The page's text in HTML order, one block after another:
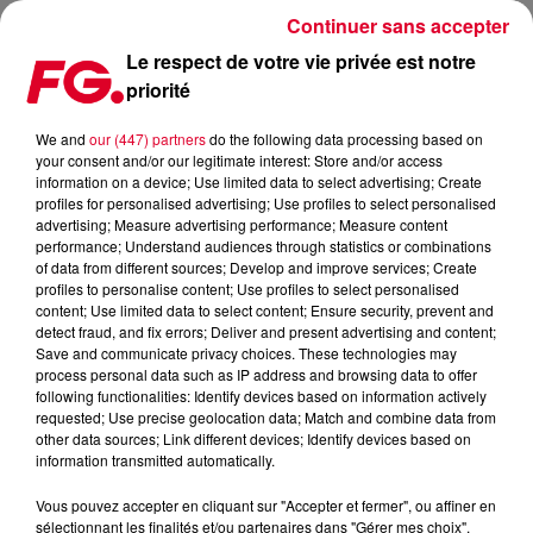
ODYSSEY, LE CLIP
Publié : 30 mars 2017 à 14h47 par La rédaction
Le respect de votre vie privée est notre
priorité
We and our (447) partnersdo the following data processing based on
your consent and/or our legitimate interest: Store and/or access
information on a device; Use limited data to select advertising; Create
profiles for personalised advertising; Use profiles to select personalised
advertising; Measure advertising performance; Measure content
performance; Understand audiences through statistics or combinations
of data from different sources; Develop and improve services; Create
profiles to personalise content; Use profiles to select personalised
content; Use limited data to select content; Ensure security, prevent and
detect fraud, and fix errors; Deliver and present advertising and content;
Save and communicate privacy choices. These technologies may
process personal data such as IP address and browsing data to offer
following functionalities: Identify devices based on information actively
requested; Use precise geolocation data; Match and combine data from
other data sources; Link different devices; Identify devices based on
information transmitted automatically.
Vous pouvez accepter en cliquant sur "Accepter et fermer", ou affiner en
sélectionnant les finalités et/ou partenaires dans "Gérer mes choix".
Continuer sans accepter